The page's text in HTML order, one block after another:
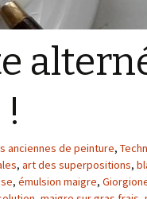
anciennes de peinture,
, art des superpositions,
, émulsion maigre,